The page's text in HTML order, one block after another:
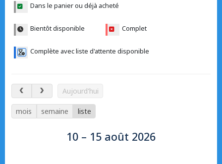
Dans le panier ou déjà acheté
Bientôt disponible Complet
Complète avec liste d'attente disponible
10 – 15 août 2026
Aujourd'hui
mois semaine liste
10 – 15 août 2026